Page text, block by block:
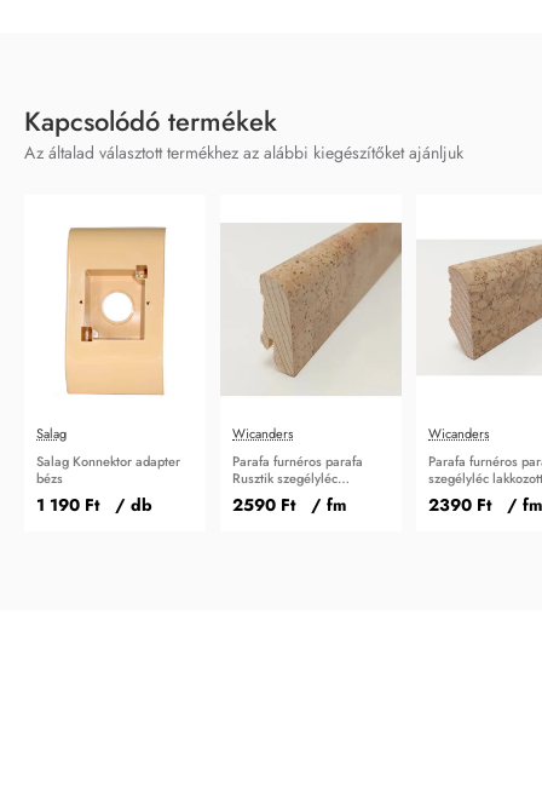
Kapcsolódó termékek
Az általad választott termékhez az alábbi kiegészítőket ajánljuk
Salag
Salag Konnektor adapter
bézs
1 190 Ft / db
Wicanders
Parafa furnéros parafa
Rusztik szegélyléc
lakkozott 45 mm
2590 Ft / fm
Wicanders
Parafa furnéros
szegélyléc
mm
2390 Ft / fm